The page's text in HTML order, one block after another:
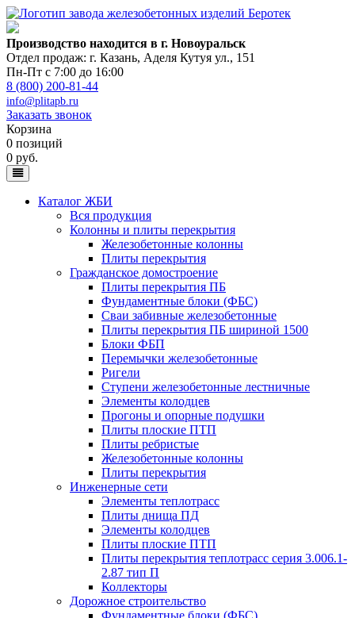
Производство находится в г. Новоуральск
Отдел продаж: г. Казань, Аделя Кутуя ул., 151
Пн-Пт с 7:00 до 16:00
8 (800) 200-81-44
info@plitapb.ru
Заказать звонок
Корзина
0 позиций
0 руб.
Каталог ЖБИ
Вся продукция
Колонны и плиты перекрытия
Железобетонные колонны
Плиты перекрытия
Гражданское домостроение
Плиты перекрытия ПБ
Фундаментные блоки (ФБС)
Сваи забивные железобетонные
Плиты перекрытия ПБ шириной 1500
Блоки ФБП
Перемычки железобетонные
Ригели
Ступени железобетонные лестничные
Элементы колодцев
Прогоны и опорные подушки
Плиты плоские ПТП
Плиты ребристые
Железобетонные колонны
Плиты перекрытия
Инженерные сети
Элементы теплотрасс
Плиты днища ПД
Элементы колодцев
Плиты плоские ПТП
Плиты перекрытия теплотрасс серия 3.006.1-
2.87 тип П
Коллекторы
Дорожное строительство
Фундаментные блоки (ФБС)